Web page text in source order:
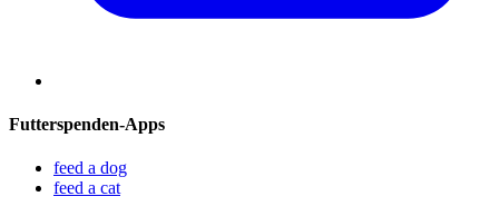
Futterspenden-Apps
feed a dog
feed a cat